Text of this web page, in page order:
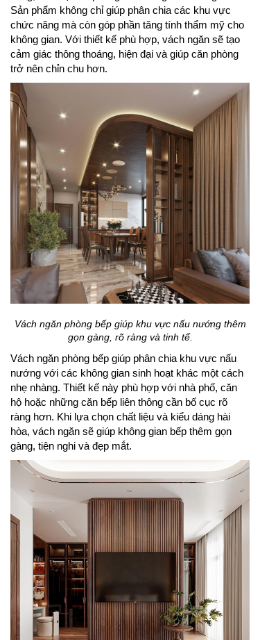
Sản phẩm không chỉ giúp phân chia các khu vực
chức năng mà còn góp phần tăng tính thẩm mỹ cho
không gian. Với thiết kế phù hợp, vách ngăn sẽ tạo
cảm giác thông thoáng, hiện đại và giúp căn phòng
trở nên chỉn chu hơn.
Vách ngăn phòng bếp giúp khu vực nấu nướng thêm
gọn gàng, rõ ràng và tinh tế.
Vách ngăn phòng bếp giúp phân chia khu vực nấu
nướng với các không gian sinh hoạt khác một cách
nhẹ nhàng. Thiết kế này phù hợp với nhà phố, căn
hộ hoặc những căn bếp liên thông cần bố cục rõ
ràng hơn. Khi lựa chọn chất liệu và kiểu dáng hài
hòa, vách ngăn sẽ giúp không gian bếp thêm gọn
gàng, tiện nghi và đẹp mắt.